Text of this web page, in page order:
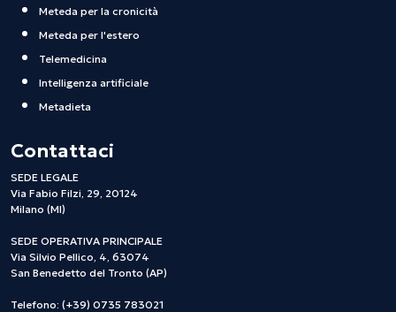
Meteda per la cronicità
Meteda per l'estero
Telemedicina
Intelligenza artificiale
Metadieta
Contattaci
SEDE LEGALE
Via Fabio Filzi, 29, 20124
Milano (MI)
SEDE OPERATIVA PRINCIPALE
Via Silvio Pellico, 4, 63074
San Benedetto del Tronto (AP)
Telefono: (+39) 0735 783021